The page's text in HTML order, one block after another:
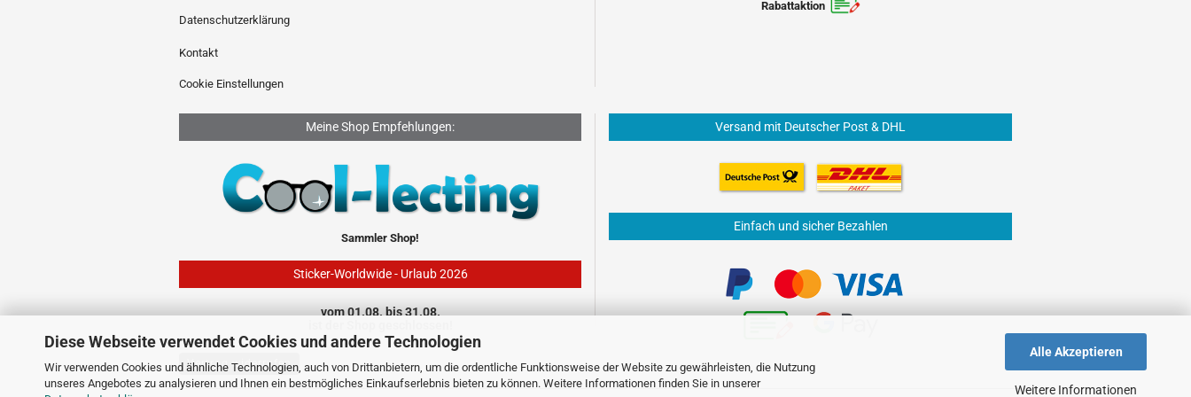
Diese Webseite verwendet Cookies und andere Technologien
Wir verwenden Cookies und ähnliche Technologien, auch von Drittanbietern, um die ordentliche Funktionsweise der Website zu gewährleisten, die Nutzung
unseres Angebotes zu analysieren und Ihnen ein bestmögliches Einkaufserlebnis bieten zu können. Weitere Informationen finden Sie in unserer
Alle Akzeptieren
Weitere Informationen
Datenschutzerklärung
Kontakt
Cookie Einstellungen
Rabattaktion
Meine Shop Empfehlungen:
Sammler Shop!
Sticker-Worldwide - Urlaub 2026
vom 01.08. bis 31.08.
Versand mit Deutscher Post & DHL
Einfach und sicher Bezahlen
Vertrag widerrufen